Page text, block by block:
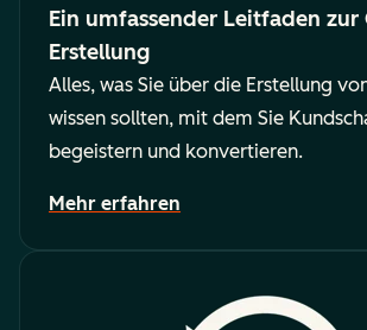
Ein umfassender Leitfaden zur
Erstellung
Alles, was Sie über die Erstellung
wissen sollten, mit dem Sie
begeistern und konvertieren.
Mehr erfahren